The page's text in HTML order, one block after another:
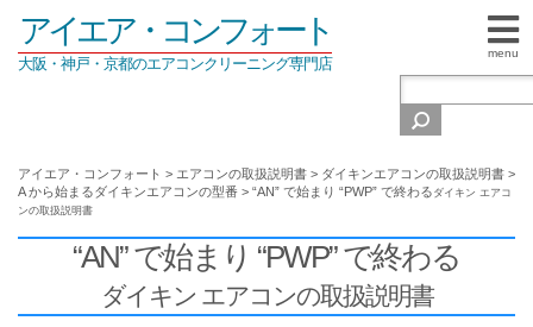
menu
アイエア・コンフォート
大阪・神戸・京都のエアコンクリーニング専門店
アイエア・コンフォート > エアコンの取扱説明書 > ダイキンエアコンの取扱説明書 >
A から始まるダイキンエアコンの型番 > “AN” で始まり “PWP” で終わる ダイキン エアコ
ンの取扱説明書
“AN” で始まり “PWP” で終わる
ダイキン エアコンの取扱説明書